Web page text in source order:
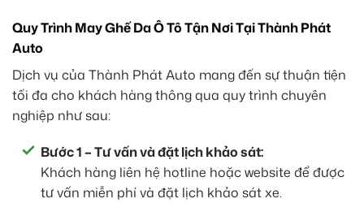
Quy Trình May Ghế Da Ô Tô Tận Nơi Tại Thành Phát
Auto
Dịch vụ của Thành Phát Auto mang đến sự thuận tiện
tối đa cho khách hàng thông qua quy trình chuyên
nghiệp như sau:
Bước 1 – Tư vấn và đặt lịch khảo sát:
Khách hàng liên hệ hotline hoặc website để được
tư vấn miễn phí và đặt lịch khảo sát xe.